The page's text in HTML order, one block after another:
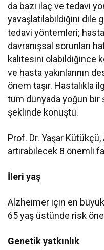
da bazı ilaç ve tedavi
yavaşlatılabildiğini dile
tedavi yöntemleri;
davranışsal sorunları
kalitesini olabildiğince
ve hasta yakınlarının
önem taşır. Hastalıkla
tüm dünyada yoğun bir
şeklinde konuştu.
Prof. Dr. Yaşar
artırabilecek 8 önemli
İleri yaş
Alzheimer için en
65 yaş üstünde risk
Genetik yatkınlık